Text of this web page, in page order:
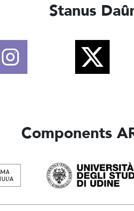
Stanus
Components